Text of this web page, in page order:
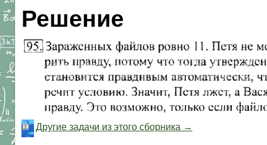
Решение
Другие задачи из этого сборника →